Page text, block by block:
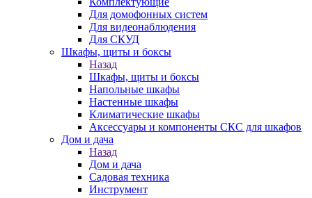
Для домофонных систем
Для видеонаблюдения
Для СКУД
Шкафы, щиты и боксы
Назад
Шкафы, щиты и боксы
Напольные шкафы
Настенные шкафы
Климатические шкафы
Аксессуары и компоненты СКС для шкафов
Дом и дача
Назад
Дом и дача
Садовая техника
Инструмент